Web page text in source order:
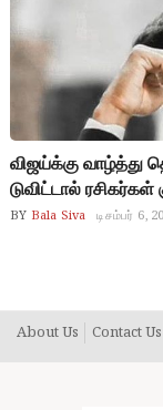
விஜய்க்கு வாழ்த்து
டுவிட்டால் ரசிகர்கள்
BY Bala Siva டிசம்பர் 6,
About Us Contact Us